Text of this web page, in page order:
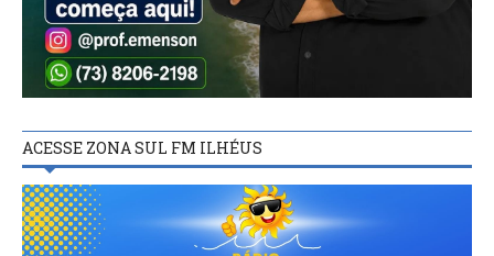
ACESSE ZONA SUL FM ILHÉUS